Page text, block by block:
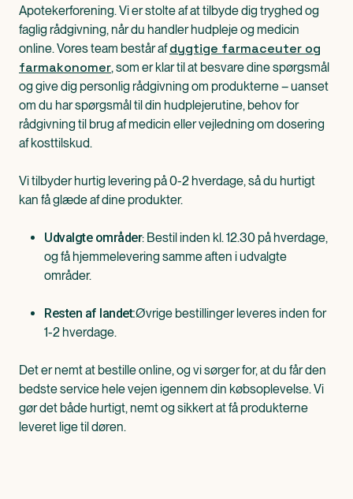
Apotekerforening. Vi er stolte af at tilbyde dig tryghed og
faglig rådgivning, når du handler hudpleje og medicin
online. Vores team består afdygtige farmaceuter og
farmakonomer, som er klar til at besvare dine spørgsmål
og give dig personlig rådgivning om produkterne – uanset
om du har spørgsmål til din hudplejerutine, behov for
rådgivning til brug af medicin eller vejledning om dosering
af kosttilskud.
Vi tilbyder hurtig levering på 0-2 hverdage, så du hurtigt
kan få glæde af dine produkter.
Udvalgte områder: Bestil inden kl. 12.30 på hverdage,
og få hjemmelevering samme aften i udvalgte
områder.
Resten af landet:Øvrige bestillinger leveres inden for
1-2 hverdage.
Det er nemt at bestille online, og vi sørger for, at du får den
bedste service hele vejen igennem din købsoplevelse. Vi
gør det både hurtigt, nemt og sikkert at få produkterne
leveret lige til døren.